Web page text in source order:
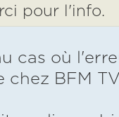
pour l'info.
cas où
chez BFM